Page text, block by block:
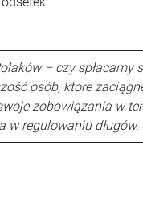
– czy spłacamy
osób, które
zobowiązania w
w regulowaniu długów.